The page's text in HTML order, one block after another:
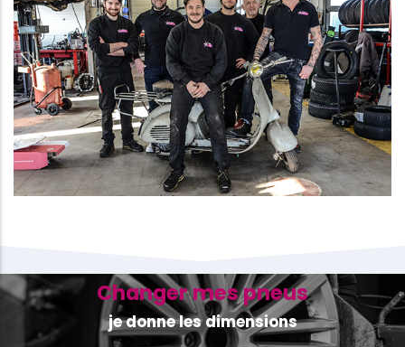
Changer mes pneus
je donne les dimensions